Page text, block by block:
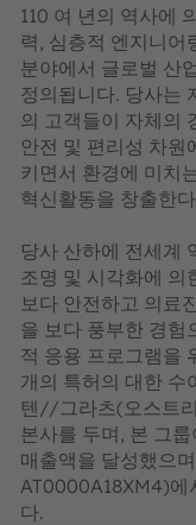
110 여 년의 역사에
력, 심층적 엔지니어
분야에서 글로벌 산
정의됩니다. 당사는
의 고객들이 자체의
안전 및 편리성 차원
키면서 환경에 미치
혁신활동을 창출한
당사 산하에 전세계
조명 및 시각화에 의
보다 안전하고 의료
을 보다 풍부한 경험
적 응용 프로그램을
개의 특허의 대한 수
텐//그라츠(오스트
본사를 두며, 본 그
매출액을 달성했으
AT0000A18XM4)에
다.